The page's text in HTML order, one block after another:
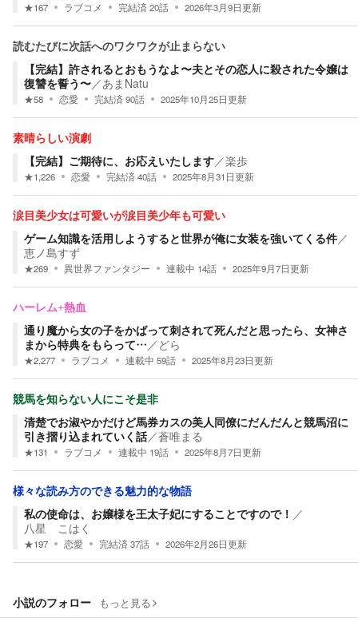
★167 ラブコメ 完結済20話 2026年3月9日更新
読むたびに次話へのワクワクが止まらない
【完結】許されるとおもうなよ〜夫とその恋人に殺された令嬢は
復讐を誓う〜／あまNatu
★58 恋愛 完結済90話 2025年10月25日更新
素晴らしい演劇
【完結】ご期待に、お応えいたします／楽歩
★1,226 恋愛 完結済40話 2025年8月31日更新
涙目美少女は可愛いが涙目美少年も可愛い
ゲーム知識を活用しようすると世界が俺に女装を強いてくる件／
恵ノ島すず
★269 異世界ファンタジー 連載中 14話 2025年9月7日更新
ハーレム+熱血
通り魔から女の子をかばって刺されて死んだと思ったら、女神さ
まから特典をもらって…／ どら
★2,277 ラブコメ 連載中 59話 2025年8月23日更新
競馬を知らない人にこそ是非
清楚でお淑やかだけど馬券カスの美人同僚にだんだんと競馬沼に
引き摺り込まれていく話／蒼唯まる
★131 ラブコメ 連載中 19話 2025年8月7日更新
様々な読み方のできる魅力的な物語
私の使命は、お嬢様を王太子妃にすることですので！ ／
八星 こはく
★197 恋愛 完結済37話 2026年2月26日更新
小説のフォロー もっと見る